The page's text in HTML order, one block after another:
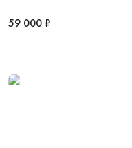
59 000 ₽